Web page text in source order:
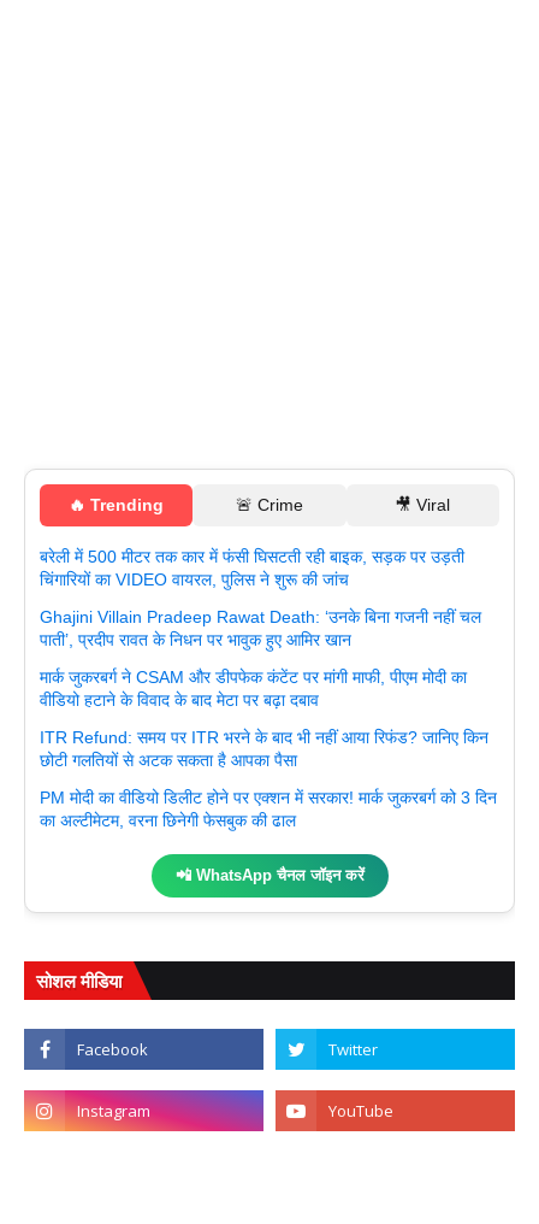
🔥 Trending 🚨 Crime 🎥 Viral
बरेली में 500 मीटर तक कार में फंसी घिसटती रही बाइक, सड़क पर उड़ती
चिंगारियों का VIDEO वायरल, पुलिस ने शुरू की जांच
Ghajini Villain Pradeep Rawat Death: ‘उनके बिना गजनी नहीं चल
पाती’, प्रदीप रावत के निधन पर भावुक हुए आमिर खान
मार्क जुकरबर्ग ने CSAM और डीपफेक कंटेंट पर मांगी माफी, पीएम मोदी का
वीडियो हटाने के विवाद के बाद मेटा पर बढ़ा दबाव
ITR Refund: समय पर ITR भरने के बाद भी नहीं आया रिफंड? जानिए किन
छोटी गलतियों से अटक सकता है आपका पैसा
PM मोदी का वीडियो डिलीट होने पर एक्शन में सरकार! मार्क जुकरबर्ग को 3 दिन
का अल्टीमेटम, वरना छिनेगी फेसबुक की ढाल
📲 WhatsApp चैनल जॉइन करें
सोशल मीडिया